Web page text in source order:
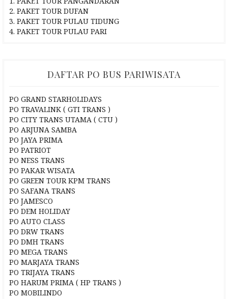
2. PAKET TOUR DUFAN
3. PAKET TOUR PULAU TIDUNG
4. PAKET TOUR PULAU PARI
DAFTAR PO BUS PARIWISATA
PO GRAND STARHOLIDAYS
PO TRAVALINK ( GTI TRANS )
PO CITY TRANS UTAMA ( CTU )
PO ARJUNA SAMBA
PO JAYA PRIMA
PO PATRIOT
PO NESS TRANS
PO PAKAR WISATA
PO GREEN TOUR KPM TRANS
PO SAFANA TRANS
PO JAMESCO
PO DEM HOLIDAY
PO AUTO CLASS
PO DRW TRANS
PO DMH TRANS
PO MEGA TRANS
PO MARJAYA TRANS
PO TRIJAYA TRANS
PO HARUM PRIMA ( HP TRANS )
PO MOBILINDO